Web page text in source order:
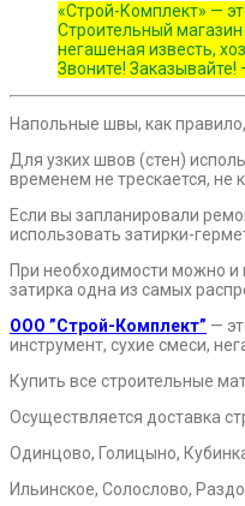
«Строй-Комплект» —
Строительный
негашеная известь,
Звоните!
Напольные швы, как
Для узких швов (стен)
временем не трескается,
Если вы запланировали
использовать затирки-
При необходимости можно и
затирка одна из самых
ООО ”Строй-Комплект” —
инструмент, сухие смеси,
Купить все строительные
Осуществляется доставка
Одинцово, Голицыно,
Ильинское, Солослово,